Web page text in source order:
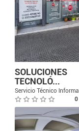
SOLUCIONES
TECNOLÓ...
Servicio Técnico
0